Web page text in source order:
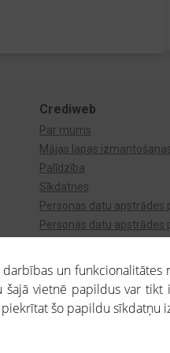
Crediweb
Par mums
Mājas lapas
Palīdzība
Sīkdatnes
Personas datu apstrādes
Personas datu apstrādes
ietvaros saņemtajai informācijai ir
un funkcionalitātes
vietnē papildus var tikt
piekrītat šo papildu sīkdatņu